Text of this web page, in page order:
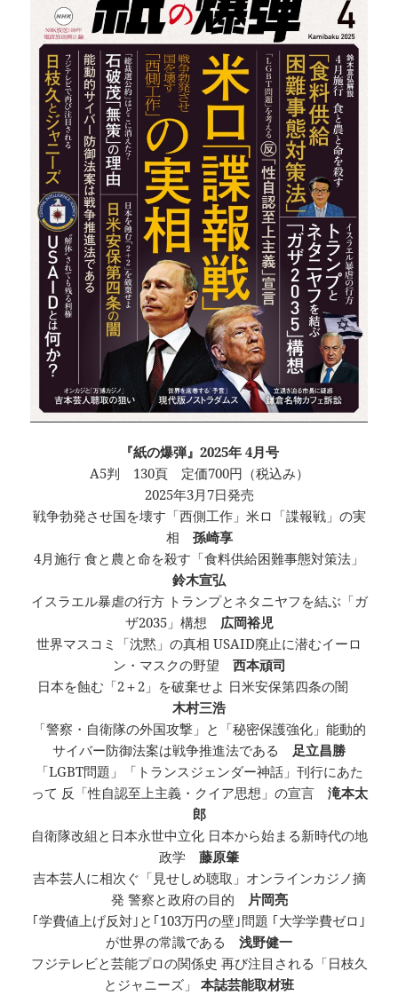
『紙の爆弾』2025年 4月号
A5判 130頁 定価700円（税込み）
2025年3月7日発売
戦争勃発させ国を壊す「西側工作」米ロ「諜報戦」の実
相 孫崎享
4月施行 食と農と命を殺す「食料供給困難事態対策法」
鈴木宣弘
イスラエル暴虐の行方 トランプとネタニヤフを結ぶ「ガ
ザ2035」構想 広岡裕児
世界マスコミ「沈黙」の真相 USAID廃止に潜むイーロ
ン・マスクの野望 西本頑司
日本を蝕む「2＋2」を破棄せよ 日米安保第四条の闇
木村三浩
「警察・自衛隊の外国攻撃」と「秘密保護強化」能動的
サイバー防御法案は戦争推進法である 足立昌勝
「LGBT問題」「トランスジェンダー神話」刊行にあた
って 反「性自認至上主義・クイア思想」の宣言 滝本太
郎
自衛隊改組と日本永世中立化 日本から始まる新時代の地
政学 藤原肇
吉本芸人に相次ぐ「見せしめ聴取」オンラインカジノ摘
発 警察と政府の目的 片岡亮
｢学費値上げ反対｣と｢103万円の壁｣問題 ｢大学学費ゼロ｣
が世界の常識である 浅野健一
フジテレビと芸能プロの関係史 再び注目される「日枝久
とジャニーズ」 本誌芸能取材班